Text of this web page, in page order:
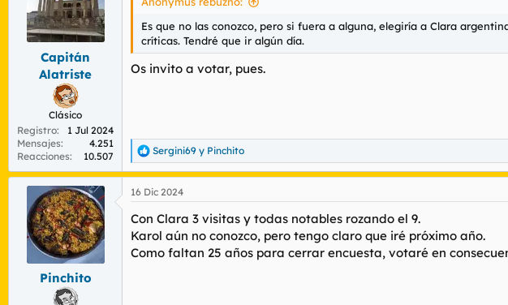
e
s
:
Capitán
Alatriste
Clásico
Registro
1 Jul 2024
Mensajes
4.251
Reacciones
10.507
Es que no las conozco, pero si fuera a alguna, elegiría a Clara
críticas. Tendré que ir algún día.
Os invito a votar, pues.
R
e
a
c
i
o
n
e
Sergini69 y Pinchito
Pinchito
16 Dic 2024
Con Clara 3 visitas y todas notables rozando el 9.
Karol aún no conozco, pero tengo claro que iré próximo año.
Como faltan 25 años para cerrar encuesta, votaré en